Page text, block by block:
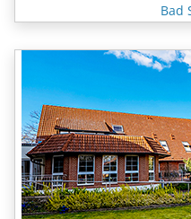
Bad